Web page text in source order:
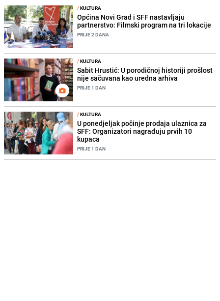
/KULTURA
Općina Novi Grad i SFF nastavljaju
partnerstvo: Filmski program na tri lokacije
PRIJE 2 DANA
/KULTURA
Sabit Hrustić: U porodičnoj historiji prošlost
nije sačuvana kao uredna arhiva
PRIJE 1 DAN
/KULTURA
U ponedjeljak počinje prodaja ulaznica za
SFF: Organizatori nagrađuju prvih 10
kupaca
PRIJE 1 DAN